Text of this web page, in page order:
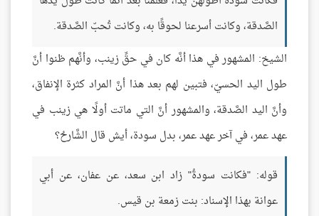
الصَّدقة، وكانت أسرعنا لحوقًا به، وكانت تُحبّ الصَّدقة.
الشيخ: المشهور في هذا أنَّه كان في حقِّ زينب، وأنَّهم ظنوا أنَّ
طول اليد الحسيّ، فتبين لهم بعد هذا أنَّ المراد كثرة الإنفاق،
وأنَّ اليد الصَّدقة، والمشهور أنَّ التي ماتت أولًا هي زينب في
عهد عمر، في آخر عهد عمر، بدل سودة، أيش قال الشَّارحُ؟
قوله: "فكانت سودةُ" زاد ابن سعد، عن عفان، عن أبي
عوانة بهذا الإسناد: بنت زمعة بن قيس.